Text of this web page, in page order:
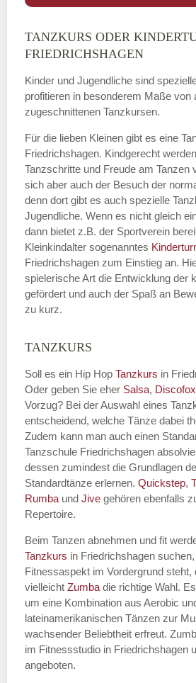
Name*
E-Mail*
Name der Tanzschule
Kontakt E-Mail
Kontakt Telefonnummer
Name des Tanzkurs *
Tanzart*
Mit Absenden der
TANZKURS ODER
FRIEDRICHSHAGEN
Kinder und Jugendliche sind
profitieren in besonderem Maße von
zugeschnittenen Tanzkursen.
Für die lieben Kleinen gibt es eine
Friedrichshagen. Kindgerecht
Tanzschritte und Freude am Tanzen
sich aber auch der Besuch der
denn dort gibt es auch spezielle
Jugendliche. Wenn es nicht gleich
dann bietet z.B. der Sportverein
Kleinkindalter sogenanntes
Friedrichshagen zum Einstieg an.
spielerische Art die Entwicklung der
gefördert und auch der Spaß an
zu kurz.
TANZKURS
Soll es ein Hip Hop Tanzkurs in
Oder geben Sie eher Salsa, Discofox
Vorzug? Bei der Auswahl eines
entscheidend, welche Tänze dabei
Zudem kann man auch einen
Tanzschule Friedrichshagen
dessen zumindest die Grundlagen
Standardtänze erlernen. Quickstep,
Rumba und Jive gehören ebenfalls
Repertoire.
Beim Tanzen abnehmen und fit
Tanzkurs in Friedrichshagen
Fitnessaspekt im Vordergrund steht,
vielleicht Zumba die richtige Wahl.
um eine Kombination aus Aerobic
lateinamerikanischen Tänzen zur
wachsender Beliebtheit erfreut.
im Fitnessstudio in Friedrichshagen
angeboten.